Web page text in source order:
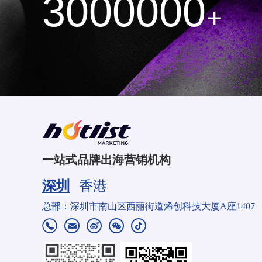
3000000+
一站式品牌出海营销机构
深圳 香港
总部：深圳市南山区西丽街道烯创科技大厦A座1407